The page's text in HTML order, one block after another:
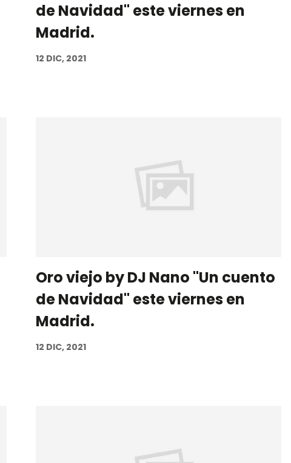
de Navidad" este viernes en
Madrid.
12 DIC, 2021
Oro viejo by DJ Nano "Un cuento
de Navidad" este viernes en
Madrid.
12 DIC, 2021